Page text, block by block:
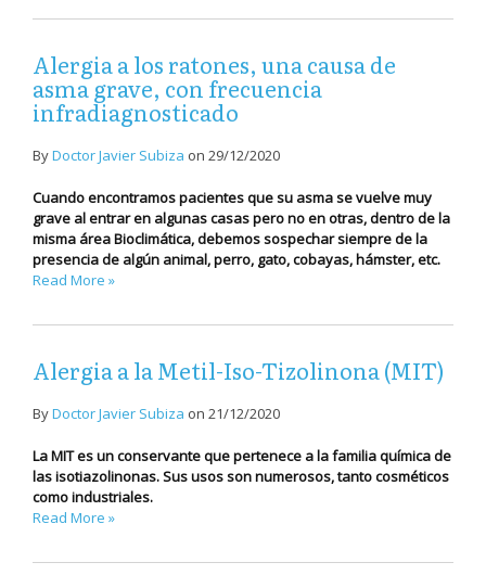
Alergia a los ratones, una causa de
asma grave, con frecuencia
infradiagnosticado
ByDoctor Javier Subiza on 29/12/2020
Cuando encontramos pacientes que su asma se vuelve muy
grave al entrar en algunas casas pero no en otras, dentro de la
misma área Bioclimática, debemos sospechar siempre de la
presencia de algún animal, perro, gato, cobayas, hámster, etc.
Read More »
Alergia a la Metil-Iso-Tizolinona (MIT)
ByDoctor Javier Subiza on 21/12/2020
La MIT es un conservante que pertenece a la familia química de
las isotiazolinonas. Sus usos son numerosos, tanto cosméticos
como industriales.
Read More »